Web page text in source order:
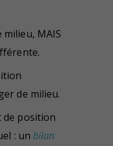
milieu, MAIS
de milieu.
de position
: unbilan